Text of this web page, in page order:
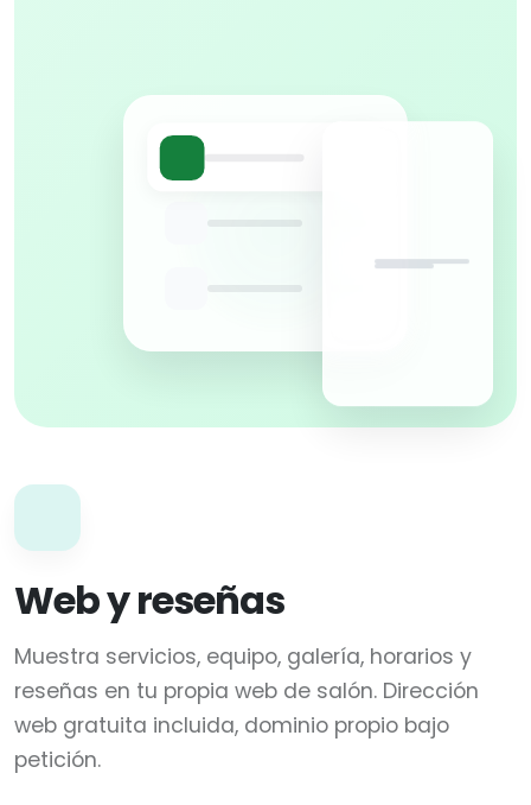
Web y reseñas
Muestra servicios, equipo, galería, horarios y
reseñas en tu propia web de salón. Dirección
web gratuita incluida, dominio propio bajo
petición.